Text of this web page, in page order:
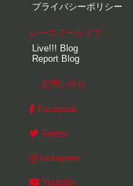
プライバシーポリシー
レースアーカイブ
Live!!! Blog
Report Blog
お問い合せ
Facebook
Twitter
Instagram
Youtube